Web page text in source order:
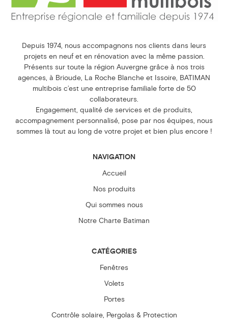
Depuis 1974, nous accompagnons nos clients dans leurs
projets en neuf et en rénovation avec la même passion.
Présents sur toute la région Auvergne grâce à nos trois
agences, à Brioude, La Roche Blanche et Issoire, BATIMAN
multibois c’est une entreprise familiale forte de 50
collaborateurs.
Engagement, qualité de services et de produits,
accompagnement personnalisé, pose par nos équipes, nous
sommes là tout au long de votre projet et bien plus encore !
NAVIGATION
Accueil
Nos produits
Qui sommes nous
Notre Charte Batiman
CATÉGORIES
Fenêtres
Volets
Portes
Contrôle solaire, Pergolas & Protection